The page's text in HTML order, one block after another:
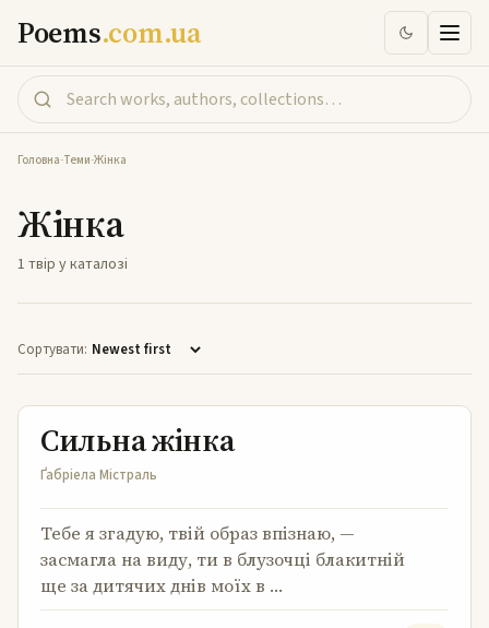
Poems.com.ua
Головна-Теми-Жінка
Жінка
1 твір у каталозі
Сортувати:
Сильна жінка
Сильна жінка
Ґабріела Містраль
Тебе я згадую, твій образ впізнаю, —
засмагла на виду, ти в блузочці блакитній
ще за дитячих днів моїх в …